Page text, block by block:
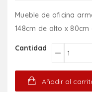
Mueble de oficina
148cm de alto x
Cantidad
Añadir al